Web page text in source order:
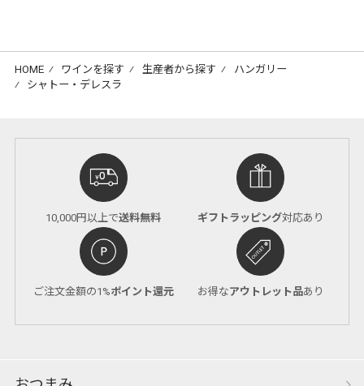
HOME ⁄ ワインを探す ⁄ 生産者から探す ⁄ ハンガリー
⁄ シャトー・デレスラ
10,000円以上で送料無料 ギフトラッピング対応あり
ご注文金額の1%ポイント還元 お得なアウトレット品あり